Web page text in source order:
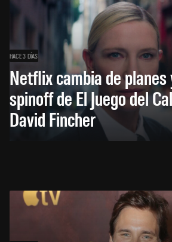
HACE 3 DÍAS
Netflix cambia de planes
spinoff de El Juego del
David Fincher